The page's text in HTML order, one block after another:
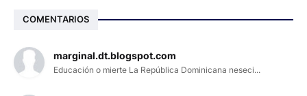
COMENTARIOS
marginal.dt.blogspot.com
Educación o mierte La República Dominicana neseci...